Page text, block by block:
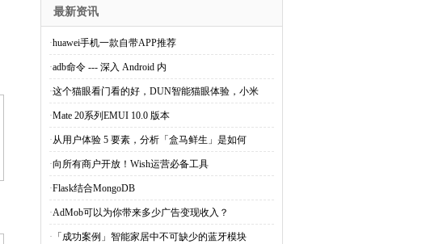
最新资讯
·huawei手机一款自带APP推荐
·adb命令 --- 深入 Android 内
·这个猫眼看门看的好，DUN智能猫眼体验，小米
·Mate 20系列EMUI 10.0 版本
·从用户体验 5 要素，分析「盒马鲜生」是如何
·向所有商户开放！Wish运营必备工具
·Flask结合MongoDB
·AdMob可以为你带来多少广告变现收入？
· 「成功案例」智能家居中不可缺少的蓝牙模块